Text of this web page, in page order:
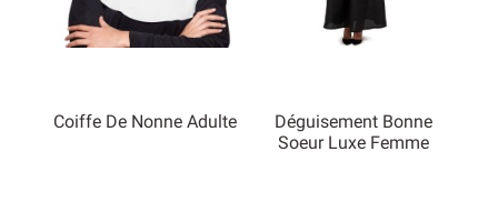
Coiffe De Nonne Adulte
Déguisement Bonne
Soeur Luxe Femme